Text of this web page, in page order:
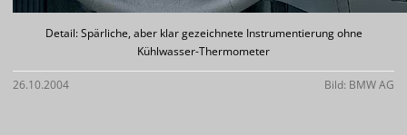
Detail: Spärliche, aber klar gezeichnete Instrumentierung ohne
Kühlwasser-Thermometer
26.10.2004 Bild: BMW AG